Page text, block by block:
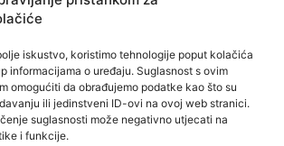
iskustvo, koristimo tehnologije poput kolačića
informacijama o uređaju. Suglasnost s ovim
omogućiti da obrađujemo podatke kao što su
ili jedinstveni ID-ovi na ovoj web stranici.
suglasnosti može negativno utjecati na
i funkcije.
X WhatsApp
Aktualno
Zbog niskog vodostaja otežana
plovidba na Dunavu